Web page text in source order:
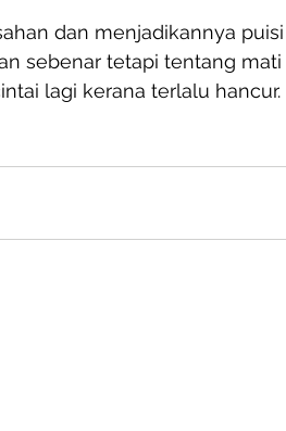
dan menjadikannya
sebenar tetapi tentang mati
lagi kerana terlalu hancur.